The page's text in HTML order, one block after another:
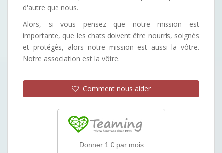
d'autre que nous.
Alors, si vous pensez que notre mission est
importante, que les chats doivent être nourris, soignés
et protégés, alors notre mission est aussi la vôtre.
Notre association est la vôtre.
Comment nous aider